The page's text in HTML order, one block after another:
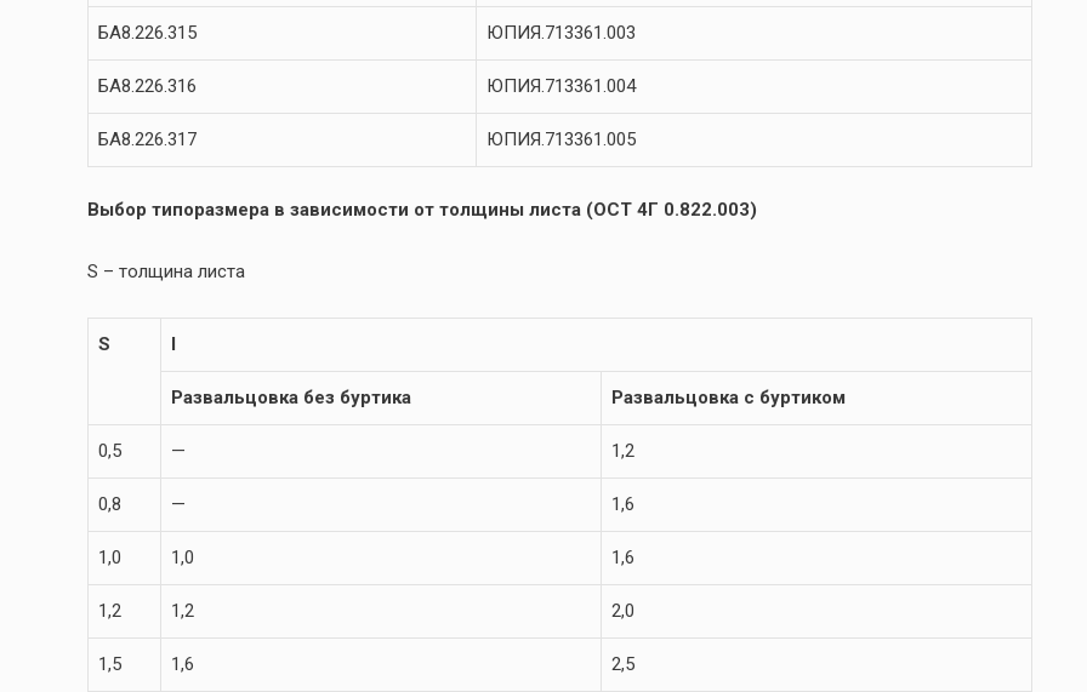
БА8.226.315 ЮПИЯ.713361.003
БА8.226.316 ЮПИЯ.713361.004
БА8.226.317 ЮПИЯ.713361.005
Выбор типоразмера в зависимости от толщины листа (ОСТ 4Г 0.822.003)
S – толщина листа
S l
Развальцовка без буртика Развальцовка с буртиком
0,5 — 1,2
0,8 — 1,6
1,0 1,0 1,6
1,2 1,2 2,0
1,5 1,6 2,5